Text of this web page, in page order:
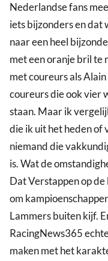
Nederlandse fans
iets bijzonders en dat
naar een heel
met een oranje bril te
met coureurs als
coureurs die ook vier
staan. Maar ik
die ik uit het heden of
niemand die
is. Wat de
Dat Verstappen op
om
Lammers buiten kijf.
RacingNews365
maken met het